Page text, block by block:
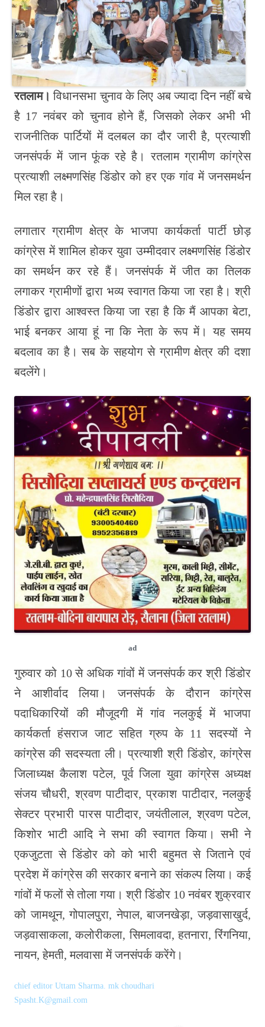
रतलाम।विधानसभा चुनाव के लिए अब ज्यादा दिन नहीं बचे
है 17 नवंबर को चुनाव होने हैं, जिसको लेकर अभी भी
राजनीतिक पार्टियों में दलबल का दौर जारी है, प्रत्याशी
जनसंपर्क में जान फूंक रहे है। रतलाम ग्रामीण कांग्रेस
प्रत्याशी लक्ष्मणसिंह डिंडोर को हर एक गांव में जनसमर्थन
मिल रहा है।
लगातार ग्रामीण क्षेत्र के भाजपा कार्यकर्ता पार्टी छोड़
कांग्रेस में शामिल होकर युवा उम्मीदवार लक्ष्मणसिंह डिंडोर
का समर्थन कर रहे हैं। जनसंपर्क में जीत का तिलक
लगाकर ग्रामीणों द्वारा भव्य स्वागत किया जा रहा है। श्री
डिंडोर द्वारा आश्वस्त किया जा रहा है कि मैं आपका बेटा,
भाई बनकर आया हूं ना कि नेता के रूप में। यह समय
बदलाव का है। सब के सहयोग से ग्रामीण क्षेत्र की दशा
बदलेंगे।
ad
गुरुवार को 10 से अधिक गांवों में जनसंपर्क कर श्री डिंडोर
ने आशीर्वाद लिया। जनसंपर्क के दौरान कांग्रेस
पदाधिकारियों की मौजूदगी में गांव नलकुई में भाजपा
कार्यकर्ता हंसराज जाट सहित ग्रुप के 11 सदस्यों ने
कांग्रेस की सदस्यता ली। प्रत्याशी श्री डिंडोर, कांग्रेस
जिलाध्यक्ष कैलाश पटेल, पूर्व जिला युवा कांग्रेस अध्यक्ष
संजय चौधरी, श्रवण पाटीदार, प्रकाश पाटीदार, नलकुई
सेक्टर प्रभारी पारस पाटीदार, जयंतीलाल, श्रवण पटेल,
किशोर भाटी आदि ने सभा की स्वागत किया। सभी ने
एकजुटता से डिंडोर को को भारी बहुमत से जिताने एवं
प्रदेश में कांग्रेस की सरकार बनाने का संकल्प लिया। कई
गांवों में फलों से तोला गया। श्री डिंडोर 10 नवंबर शुक्रवार
को जामथून, गोपालपुरा, नेपाल, बाजनखेड़ा, जड़वासाखुर्द,
जड़वासाकला, कलोरीकला, सिमलावदा, हतनारा, रिंगनिया,
नायन, हेमती, मलवासा में जनसंपर्क करेंगे।
chief editor Uttam Sharma. mk choudhari
Spasht.K@gmail.com